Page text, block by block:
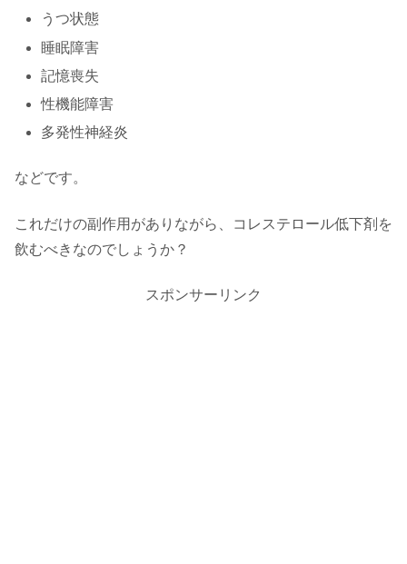
うつ状態
睡眠障害
記憶喪失
性機能障害
多発性神経炎
などです。
これだけの副作用がありながら、コレステロール低下剤を
飲むべきなのでしょうか？
スポンサーリンク